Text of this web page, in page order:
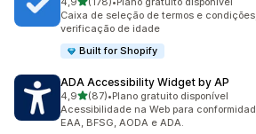
178 avaliações ao todo
Caixa de seleção de termos e
verificação de idade
Built for Shopify
ADA Accessibility Widget by AP
4,9de 5 estrelas
(87)
87 avaliações ao todo
•Plano gratuito disponível
Acessibilidade na Web para
EAA, BFSG, AODA e ADA.